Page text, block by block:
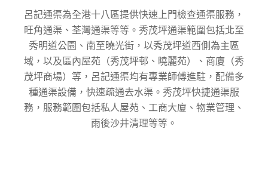
呂記通渠為全港十八區提供快速上門檢查通渠服務，
旺角通渠、荃灣通渠等等。秀茂坪通渠範圍包括北至
秀明道公園、南至曉光街，以秀茂坪道西側為主區
域，以及區內屋苑（秀茂坪邨、曉麗苑）、商廈（秀
茂坪商場）等，呂記通渠均有專業師傅進駐，配備多
種通渠設備，快速疏通去水渠。秀茂坪快捷通渠服
務，服務範圍包括私人屋苑、工商大廈、物業管理、
雨後沙井清理等等。